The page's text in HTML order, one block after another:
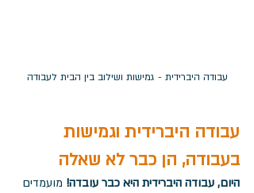
עבודה היברידית - גמישות ושילוב בין הבית לעבודה
עבודה היברידית וגמישות
בעבודה, הן כבר לא שאלה
היום, עבודה היברידית היא כבר עובדה! מועמדים